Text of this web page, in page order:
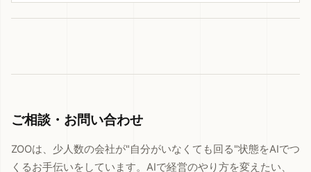
ご相談・お問い合わせ
ZOOは、少人数の会社が"自分がいなくても回る"状態をAIでつ
くるお手伝いをしています。AIで経営のやり方を変えたい、